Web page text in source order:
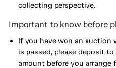
collecting perspective.
Important to know before
If you have won an auction
is passed, please deposit
amount before you arrange